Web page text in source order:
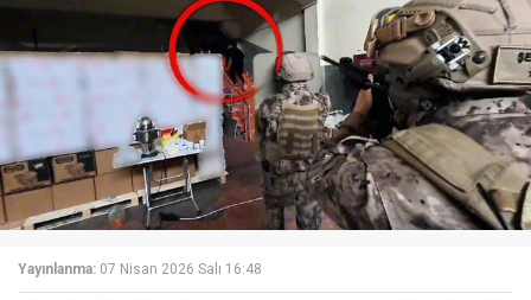
Yayınlanma: 07 Nisan 2026 Salı 16:48